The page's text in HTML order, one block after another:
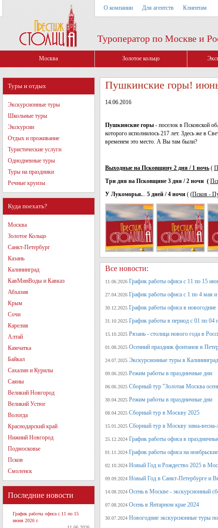
О компании Для агентств Клиентам
Туроператор по Москве и
Москва Золотое кольцо
Туры и отдых
Экскурсионные туры
Школьные туры
Экскурсии
Отдых и проживание
Туристические услуги
Однодневные туры
Туры на праздники
Речные круизы
Куда поехать?
Москва
Золотое Кольцо
Санкт-Петербург
Казань
Калининград
КавМинВоды и Кавказ
Абхазия
Крым
Сочи
Карелия
Алтай
Камчатка
Байкал
Сахалин и Курилы
Саяны
Великий Новгород
Великий Устюг
Вологда
Краснодарский край
Нижний Новгород
Подмосковье
Псков
Смоленск
Последние новости
График работы офиса с 11 по 15
июня 2026 г.
Пушкинские горы!
14.06.2016
Пушкинские горы - поселок в Псковской
которого исполнилось 217 лет. Здесь же в
временем это место. А Вы там были?
Выходные на Псковщину 2 дня / 1 ночь (
Три дня на Псковщине 3 дня / 2 ночи (
У Лукоморья... 5 дней / 4 ночи ( (Псков -
Все новости:
11.06.2026 График работы офиса с 11 по 15
27.04.2026 График работы офиса с 1 по 4 мая
30.12.2025 График работы офиса в новогодние
31.10.2025 График работы в период с 01 по 04
15.10.2025 Рязань - столица нового года в
01.08.2025 Осенний праздник фонтанов в
24.07.2025 Экскурсионные туры в
09.06.2025 Режим работы в праздничные дни
06.06.2025 Сборный тур "Золотая Москва
30.04.2025 Режим работы в праздничные дни
08.04.2025 Сборный тур в Москву 2025
15.01.2025 Сборный тур в Москву зима-весна-
25.12.2024 График работы офиса в
01.11.2024 График работы офиса на
02.10.2024 Новый Год и Рождество 2025 в
09.09.2024 Новый Год в Санкт-Петербурге и
14.08.2024 Осень в Москве - экскурсионный
07.08.2024 Осень в Янтарном крае 2024
30.07.2024 Новогодние экскурсионные туры